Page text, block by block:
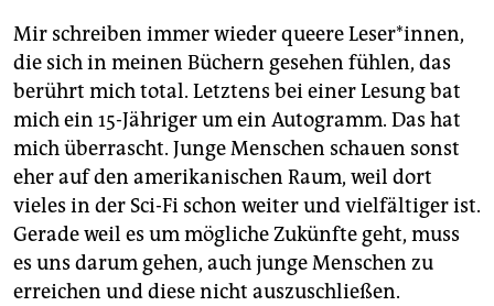
Mir schreiben immer wieder queere Le­ser*in­nen,
die sich in meinen Büchern gesehen fühlen, das
berührt mich total. Letztens bei einer Lesung bat
mich ein 15-Jähriger um ein Autogramm. Das hat
mich überrascht. Junge Menschen schauen sonst
eher auf den amerikanischen Raum, weil dort
vieles in der Sci-Fi schon weiter und vielfältiger ist.
Gerade weil es um mögliche Zukünfte geht, muss
es uns darum gehen, auch junge Menschen zu
erreichen und diese nicht auszuschließen.